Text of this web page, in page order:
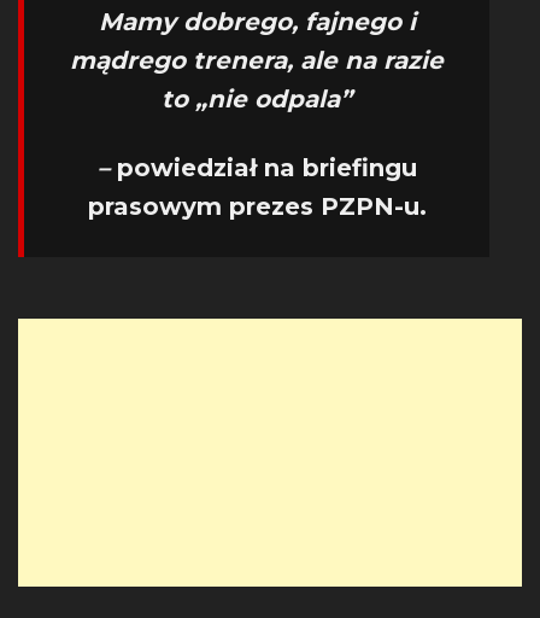
Mamy dobrego, fajnego i
mądrego trenera, ale na razie
to „nie odpala”
–powiedział na briefingu
prasowym prezes PZPN-u.